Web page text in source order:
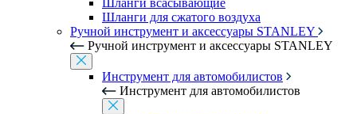
Шланги всасывающие
Шланги для сжатого воздуха
Ручной инструмент и аксессуары STANLEY
Ручной инструмент и аксессуары STANLEY
Инструмент для автомобилистов
Инструмент для автомобилистов